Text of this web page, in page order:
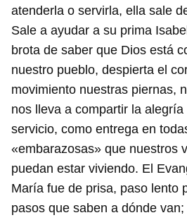
atenderla o servirla, ella sale
Sale a ayudar a su prima
brota de saber que Dios está
nuestro pueblo, despierta el
movimiento nuestras piernas,
nos lleva a compartir la
servicio, como entrega en
«embarazosas» que nuestros
puedan estar viviendo. El
María fue de prisa, paso lento
pasos que saben a dónde